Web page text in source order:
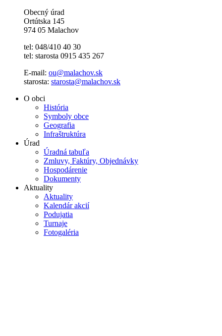
Obecný úrad
Ortútska 145
974 05 Malachov
tel: 048/410 40 30
tel: starosta 0915 435 267
E-mail: ou@malachov.sk
starosta: starosta@malachov.sk
O obci
História
Symboly obce
Geografia
Infraštruktúra
Úrad
Úradná tabuľa
Zmluvy, Faktúry, Objednávky
Hospodárenie
Dokumenty
Aktuality
Aktuality
Kalendár akcií
Podujatia
Turnaje
Fotogaléria